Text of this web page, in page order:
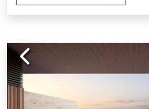
köksö och material av hög
övervåningen finns tre
två stilfulla badrum.
erbjuder extra lyx: ett
Previous